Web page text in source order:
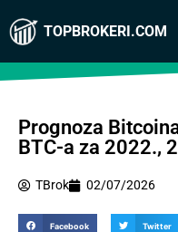
TOPBROKERI.COM
Prognoza
BTC-a za 2022.,
TBrok 02/07/2026
Facebook Twitter